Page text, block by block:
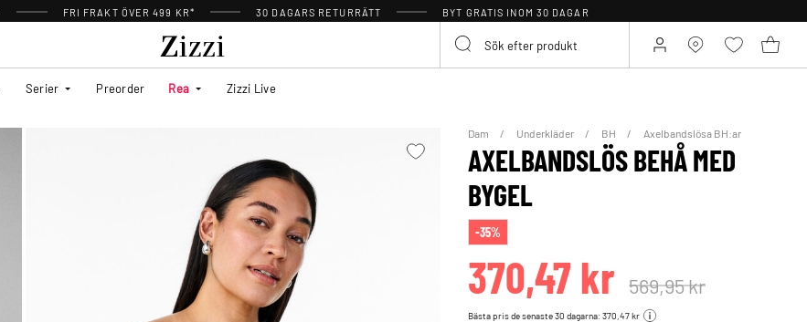
FRI FRAKT ÖVER 499 KR* 30 DAGARS RETURRÄTT BYT GRATIS INOM 30 DAGAR
Serier Preorder Rea Zizzi Live
Dam Underkläder BH Axelbandslösa BH:ar
AXELBANDSLÖS BEHÅ MED
BYGEL
-35%
370,47 kr 569,95 kr
Bästa pris de senaste 30 dagarna: 370,47 kr